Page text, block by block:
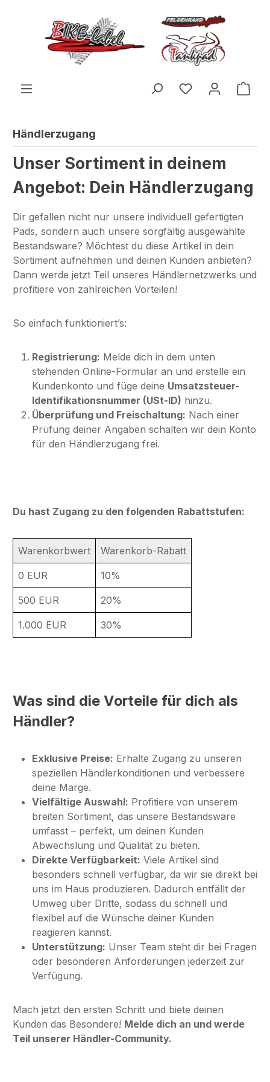
Zum Hauptinhalt springen
Du hast 0
Händlerzugang
Unser Sortiment in deinem
Angebot: Dein Händlerzugang
Dir gefallen nicht nur unsere individuell gefertigten
Pads, sondern auch unsere sorgfältig ausgewählte
Bestandsware? Möchtest du diese Artikel in dein
Sortiment aufnehmen und deinen Kunden anbieten?
Dann werde jetzt Teil unseres Händlernetzwerks und
profitiere von zahlreichen Vorteilen!
So einfach funktioniert’s:
Registrierung: Melde dich in dem unten
stehenden Online-Formular an und erstelle ein
Kundenkonto und füge deine Umsatzsteuer-
Identifikationsnummer (USt-ID) hinzu.
Überprüfung und Freischaltung: Nach einer
Prüfung deiner Angaben schalten wir dein Konto
für den Händlerzugang frei.
Du hast Zugang zu den folgenden Rabattstufen:
Warenkorbwert Warenkorb-Rabatt
0 EUR 10%
500 EUR 20%
1.000 EUR 30%
Was sind die Vorteile für dich als
Händler?
Exklusive Preise: Erhalte Zugang zu unseren
speziellen Händlerkonditionen und verbessere
deine Marge.
Vielfältige Auswahl: Profitiere von unserem
breiten Sortiment, das unsere Bestandsware
umfasst – perfekt, um deinen Kunden
Abwechslung und Qualität zu bieten.
Direkte Verfügbarkeit: Viele Artikel sind
besonders schnell verfügbar, da wir sie direkt bei
uns im Haus produzieren. Dadurch entfällt der
Umweg über Dritte, sodass du schnell und
flexibel auf die Wünsche deiner Kunden
reagieren kannst.
Unterstützung: Unser Team steht dir bei Fragen
oder besonderen Anforderungen jederzeit zur
Verfügung.
Mach jetzt den ersten Schritt und biete deinen
Kunden das Besondere! Melde dich an und werde
Teil unserer Händler-Community.